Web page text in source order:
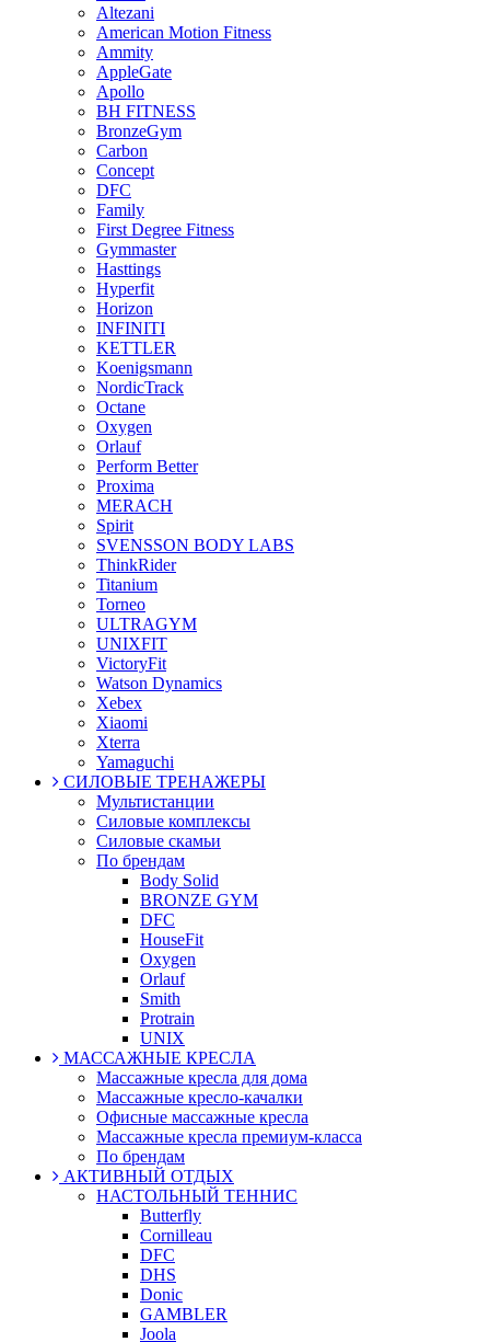
Altezani
American Motion Fitness
Ammity
AppleGate
Apollo
BH FITNESS
BronzeGym
Carbon
Concept
DFC
Family
First Degree Fitness
Gymmaster
Hasttings
Hyperfit
Horizon
INFINITI
KETTLER
Koenigsmann
NordicTrack
Octane
Oxygen
Orlauf
Perform Better
Proxima
MERACH
Spirit
SVENSSON BODY LABS
ThinkRider
Titanium
Torneo
ULTRAGYM
UNIXFIT
VictoryFit
Watson Dynamics
Xebex
Xiaomi
Xterra
Yamaguchi
СИЛОВЫЕ ТРЕНАЖЕРЫ
Мультистанции
Силовые комплексы
Силовые скамьи
По брендам
Body Solid
BRONZE GYM
DFC
HouseFit
Oxygen
Orlauf
Smith
Protrain
UNIX
МАССАЖНЫЕ КРЕСЛА
Массажные кресла для дома
Массажные кресло-качалки
Офисные массажные кресла
Массажные кресла премиум-класса
По брендам
АКТИВНЫЙ ОТДЫХ
НАСТОЛЬНЫЙ ТЕННИС
Butterfly
Cornilleau
DFC
DHS
Donic
GAMBLER
Joola